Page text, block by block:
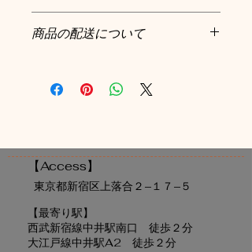
を「実用性」や「皮膚吸収性の高さ」
を追求し、手軽に使えるようにしまし
た。
ルです。
ります。
返品・キャンセル等はお受付できませ
お手数をお掛けしますが店舗までご連
絡をお願い致します
ねます。
商品の配送について
▪️【送料全国一律】1,000円
承ください
​【Access】
​東京都新宿区上落合２−１７−５
【最寄り駅】
西武新宿線中井駅南口 徒歩２分
​大江戸線中井駅A2 徒歩２分